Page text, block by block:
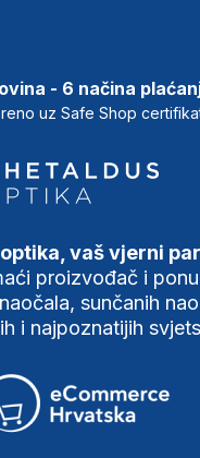
- 6 načina
uz Safe Shop
vaš vjerni
proizvođač i
sunčanih
i najpoznatijih